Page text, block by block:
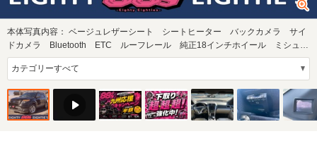
本体写真内容： ベージュレザーシート シートヒーター バックカメラ サイ
ドカメラ Bluetooth ETC ルーフレール 純正18インチホイール ミシュラ
ンタイヤ …